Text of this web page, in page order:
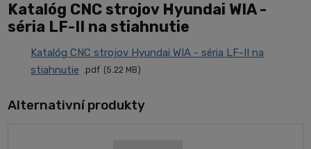
Katalóg CNC strojov Hyundai WIA -
séria LF-II na stiahnutie
Katalóg CNC strojov Hyundai WIA - séria LF-II na
stiahnutie
pdf 5.22 MB
Alternativní produkty